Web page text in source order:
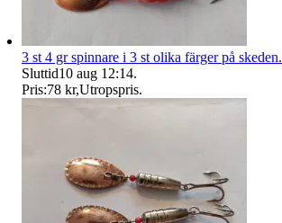
3 st 4 gr spinnare i 3 st olika färger på skeden.
Sluttid10 aug 12:14.
Pris:78 kr,Utropspris.